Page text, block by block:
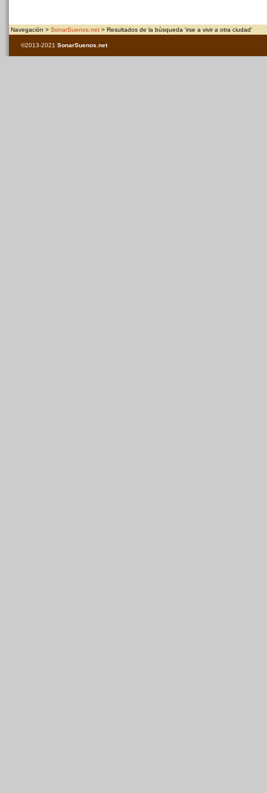
Navegación > SonarSuenos.net > Resultados de la búsqueda 'irse a vivir a otra ciudad'
©2013-2021 SonarSuenos .net